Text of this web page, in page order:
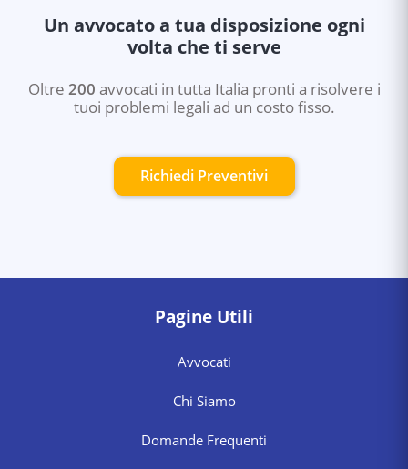
Un avvocato a tua disposizione ogni
volta che ti serve
Oltre 200 avvocati in tutta Italia pronti a risolvere i
tuoi problemi legali ad un costo fisso.
Richiedi Preventivi
Pagine Utili
Avvocati
Chi Siamo
Domande Frequenti